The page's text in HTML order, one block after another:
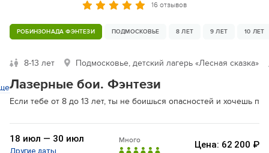
16 отзывов
РОБИНЗОНАДА ФЭНТЕЗИ ПОДМОСКОВЬЕ 8 ЛЕТ 9 ЛЕТ 10 ЛЕТ
8-13 лет Подмосковье, детский лагерь «Лесная сказка»
Лазерные бои. Фэнтези
Если тебе от 8 до 13 лет, ты не боишься опасностей и хочешь
18 июл — 30 июл
Другие даты
Много Цена: 62 200 ₽